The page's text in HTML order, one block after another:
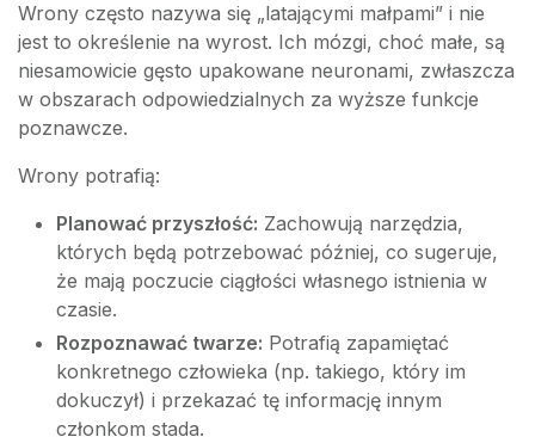
Wrony często nazywa się „latającymi małpami” i nie
jest to określenie na wyrost. Ich mózgi, choć małe, są
niesamowicie gęsto upakowane neuronami, zwłaszcza
w obszarach odpowiedzialnych za wyższe funkcje
poznawcze.
Wrony potrafią:
Planować przyszłość: Zachowują narzędzia,
których będą potrzebować później, co sugeruje,
że mają poczucie ciągłości własnego istnienia w
czasie.
Rozpoznawać twarze: Potrafią zapamiętać
konkretnego człowieka (np. takiego, który im
dokuczył) i przekazać tę informację innym
członkom stada.